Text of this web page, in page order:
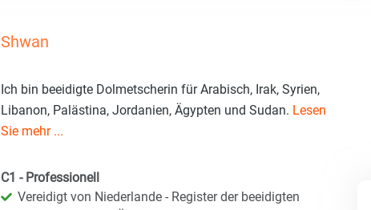
Shwan
Ich bin beeidigte Dolmetscherin für Arabisch, Irak, Syrien,
Libanon, Palästina, Jordanien, Ägypten und Sudan. Lesen
Sie mehr ...
C1 - Professionell
Vereidigt von Niederlande - Register der beeidigten